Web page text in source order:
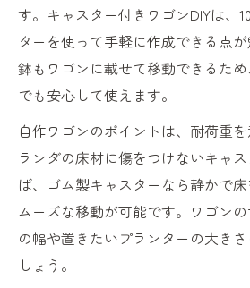
す。キャスター付きワゴンDIYは、
ターを使って手軽に作成できる点
鉢もワゴンに載せて移動できるた
でも安心して使えます。
自作ワゴンのポイントは、耐荷重
ランダの床材に傷をつけないキャ
ば、ゴム製キャスターなら静かで
ムーズな移動が可能です。ワゴン
の幅や置きたいプランターの大き
しょう。